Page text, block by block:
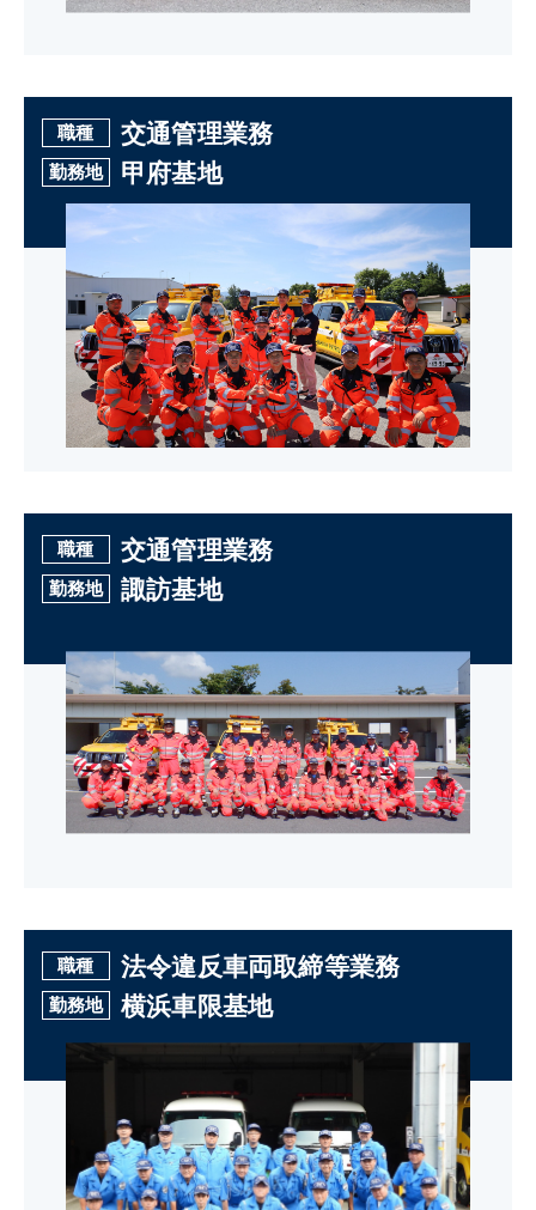
職種 交通管理業務
勤務地 甲府基地
職種 交通管理業務
勤務地 諏訪基地
職種 法令違反車両取締等業務
勤務地 横浜車限基地